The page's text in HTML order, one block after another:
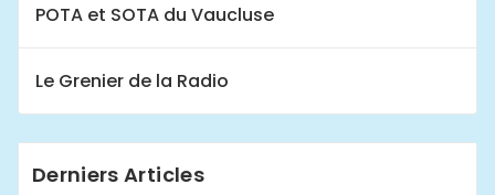
POTA et SOTA du Vaucluse
Le Grenier de la Radio
Derniers Articles